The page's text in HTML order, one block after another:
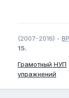
(2007-2016) -
15.
Грамотный НУП
упражнений